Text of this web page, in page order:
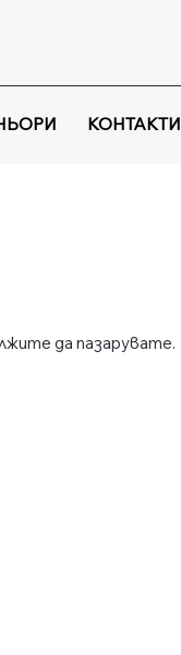
КОНТАКТИ
да пазарувате.